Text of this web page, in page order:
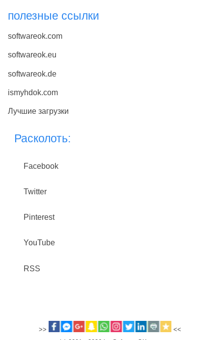
полезные ссылки
softwareok.com
softwareok.eu
softwareok.de
ismyhdok.com
Лучшие загрузки
Расколоть:
Facebook
Twitter
Pinterest
YouTube
RSS
>>
<<